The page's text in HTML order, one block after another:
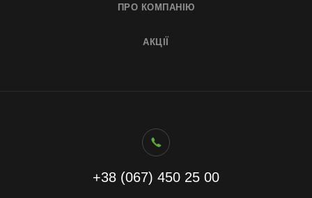
+38 (067) 450 25 00
АКЦІЇ
ПРО КОМПАНІЮ